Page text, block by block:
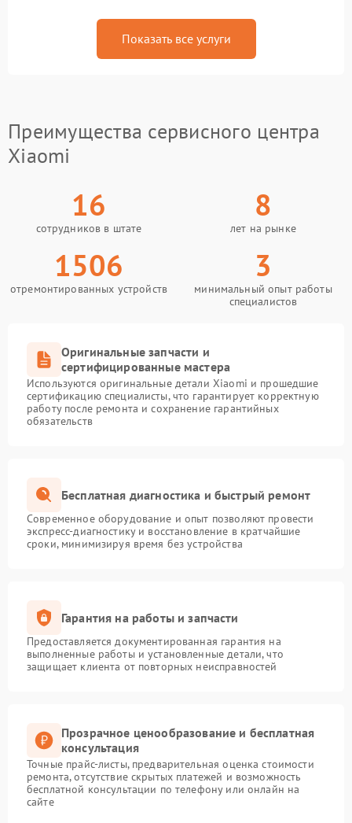
Показать все услуги
Преимущества сервисного центра
Xiaomi
16
сотрудников в штате
8
лет на рынке
1506
отремонтированных устройств
3
минимальный опыт работы
специалистов
Оригинальные запчасти и
сертифицированные мастера
Используются оригинальные детали Xiaomi и прошедшие
сертификацию специалисты, что гарантирует корректную
работу после ремонта и сохранение гарантийных
обязательств
Бесплатная диагностика и быстрый ремонт
Современное оборудование и опыт позволяют провести
экспресс-диагностику и восстановление в кратчайшие
сроки, минимизируя время без устройства
Гарантия на работы и запчасти
Предоставляется документированная гарантия на
выполненные работы и установленные детали, что
защищает клиента от повторных неисправностей
Прозрачное ценообразование и бесплатная
консультация
Точные прайс-листы, предварительная оценка стоимости
ремонта, отсутствие скрытых платежей и возможность
бесплатной консультации по телефону или онлайн на
сайте